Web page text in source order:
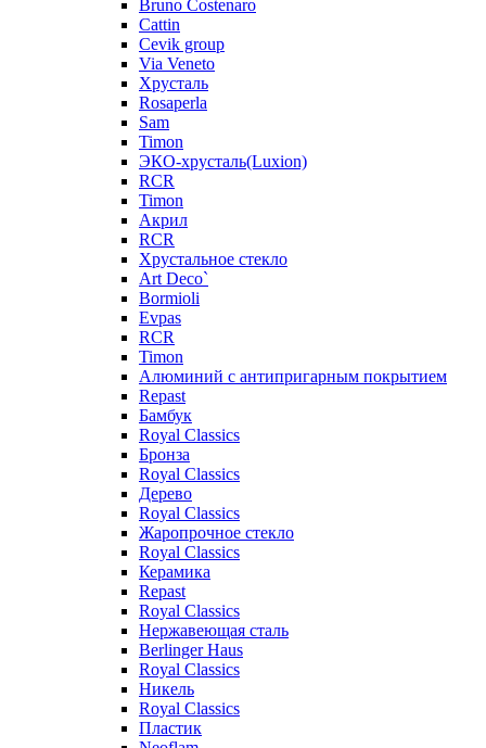
Bruno Costenaro
Cattin
Cevik group
Via Veneto
Хрусталь
Rosaperla
Sam
Timon
ЭКО-хрусталь(Luxion)
RCR
Timon
Акрил
RCR
Хрустальное стекло
Art Deco`
Bormioli
Evpas
RCR
Timon
Алюминий с антипригарным покрытием
Repast
Бамбук
Royal Classics
Бронза
Royal Classics
Дерево
Royal Classics
Жаропрочное стекло
Royal Classics
Керамика
Repast
Royal Classics
Нержавеющая сталь
Berlinger Haus
Royal Classics
Никель
Royal Classics
Пластик